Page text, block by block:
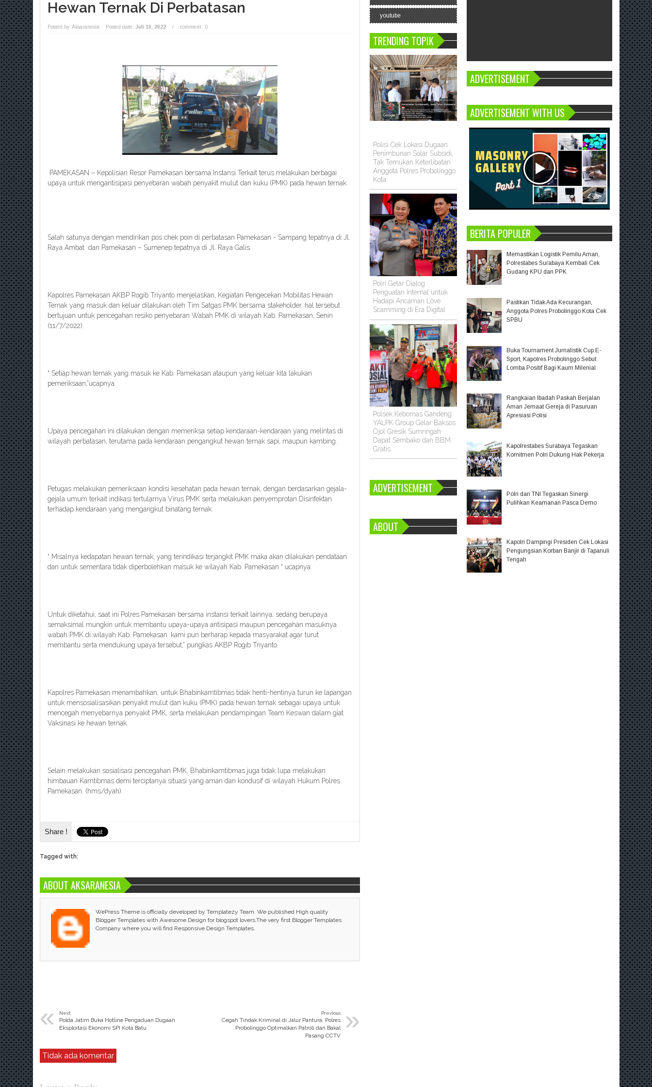
Hewan Ternak Di Perbatasan
Posted by: Aksaranesia Posted date: Juli 10, 2022 / comment : 0
PAMEKASAN – Kepolisian Resor Pamekasan bersama Instansi Terkait terus melakukan berbagai
upaya untuk mengantisipasi penyebaran wabah penyakit mulut dan kuku (PMK) pada hewan ternak.
Salah satunya dengan mendirikan pos chek poin di perbatasan Pamekasan - Sampang tepatnya di Jl.
Raya Ambat dan Pamekasan – Sumenep tepatnya di Jl. Raya Galis.
Kapolres Pamekasan AKBP Rogib Triyanto menjelaskan, Kegiatan Pengecekan Mobilitas Hewan
Ternak yang masuk dan keluar dilakukan oleh Tim Satgas PMK bersama stakeholder, hal tersebut
bertujuan untuk pencegahan resiko penyebaran Wabah PMK di wilayah Kab. Pamekasan, Senin
(11/7/2022).
“ Setiap hewan ternak yang masuk ke Kab. Pamekasan ataupun yang keluar kita lakukan
pemeriksaan,”ucapnya.
Upaya pencegahan ini dilakukan dengan memeriksa setiap kendaraan-kendaraan yang melintas di
wilayah perbatasan, terutama pada kendaraan pengangkut hewan ternak sapi, maupun kambing.
Petugas melakukan pemeriksaan kondisi kesehatan pada hewan ternak, dengan berdasarkan gejala-
gejala umum terkait indikasi tertularnya Virus PMK serta melakukan penyemprotan Disinfektan
terhadap kendaraan yang mengangkut binatang ternak.
“ Misalnya kedapatan hewan ternak, yang terindikasi terjangkit PMK maka akan dilakukan pendataan
dan untuk sementara tidak diperbolehkan masuk ke wilayah Kab. Pamekasan “ ucapnya.
Untuk diketahui, saat ini Polres Pamekasan bersama instansi terkait lainnya, sedang berupaya
semaksimal mungkin untuk membantu upaya-upaya antisipasi maupun pencegahan masuknya
wabah PMK di wilayah Kab. Pamekasan. kami pun berharap kepada masyarakat agar turut
membantu serta mendukung upaya tersebut,” pungkas AKBP Rogib Triyanto.
Kapolres Pamekasan menambahkan, untuk Bhabinkamtibmas tidak henti-hentinya turun ke lapangan
untuk mensosialisasikan penyakit mulut dan kuku (PMK) pada hewan ternak sebagai upaya untuk
mencegah menyebarnya penyakit PMK, serta melakukan pendampingan Team Keswan dalam giat
Vaksinasi ke hewan ternak.
Selain melakukan sosialisasi pencegahan PMK, Bhabinkamtibmas juga tidak lupa melakukan
himbauan Kamtibmas demi terciptanya situasi yang aman dan kondusif di wilayah Hukum Polres
Pamekasan. (hms/dyah)
Share !
Tagged with:
ABOUT AKSARANESIA
WePress Theme is officially developed by Templatezy Team. We published High quality
Blogger Templates with Awesome Design for blogspot lovers.The very first Blogger Templates
Company where you will find Responsive Design Templates.
« Next
Polda Jatim Buka Hotline Pengaduan Dugaan
Eksploitasi Ekonomi SPI Kota Batu
»
Previous
Cegah Tindak Kriminal di Jalur Pantura, Polres
Probolinggo Optimalkan Patroli dan Bakal
Pasang CCTV
Tidak ada komentar
youtube
TRENDING TOPIK
Polisi Cek Lokasi Dugaan
Penimbunan Solar Subsidi,
Tak Temukan Keterlibatan
Anggota Polres Probolinggo
Kota
Polri Gelar Dialog
Penguatan Internal untuk
Hadapi Ancaman Love
Scamming di Era Digital
Polsek Kebomas Gandeng
YALPK Group Gelar Baksos
Ojol Gresik Sumringah
Dapat Sembako dan BBM
Gratis
ADVERTISEMENT
ABOUT
ADVERTISEMENT
ADVERTISEMENT WITH US
BERITA POPULER
Memastikan Logistik Pemilu Aman,
Polrestabes Surabaya Kembali Cek
Gudang KPU dan PPK
Pastikan Tidak Ada Kecurangan,
Anggota Polres Probolinggo Kota Cek
SPBU
Buka Tournament Jurnalistik Cup E-
Sport, Kapolres Probolinggo Sebut
Lomba Positif Bagi Kaum Milenial
Rangkaian Ibadah Paskah Berjalan
Aman Jemaat Gereja di Pasuruan
Apresiasi Polisi
Kapolrestabes Surabaya Tegaskan
Komitmen Polri Dukung Hak Pekerja
Polri dan TNI Tegaskan Sinergi
Pulihkan Keamanan Pasca Demo
Kapolri Dampingi Presiden Cek Lokasi
Pengungsian Korban Banjir di Tapanuli
Tengah